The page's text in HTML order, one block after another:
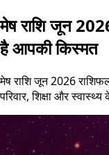
मेष राशि जून
है आपकी किस्मत
मेष राशि जून 2026
परिवार, शिक्षा और